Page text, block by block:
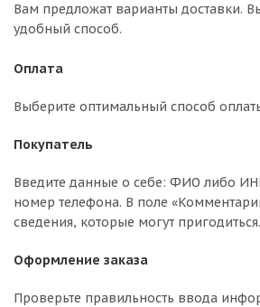
Вам предложат варианты доставки.
удобный способ.
Оплата
Выберите оптимальный способ
Покупатель
Введите данные о себе: ФИО либо
номер телефона. В поле
сведения, которые могут пригодиться.
Оформление заказа
Проверьте правильность ввода